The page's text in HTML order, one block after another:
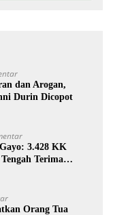
dan Arogan,
Durin Dicopot
3.428 KK
Terima
Orang Tua